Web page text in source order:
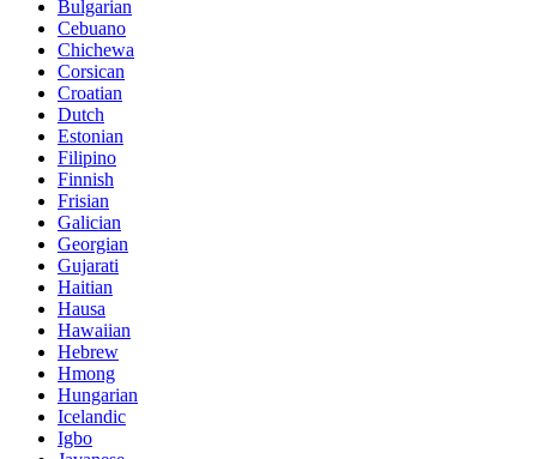
Bulgarian
Cebuano
Chichewa
Corsican
Croatian
Dutch
Estonian
Filipino
Finnish
Frisian
Galician
Georgian
Gujarati
Haitian
Hausa
Hawaiian
Hebrew
Hmong
Hungarian
Icelandic
Igbo